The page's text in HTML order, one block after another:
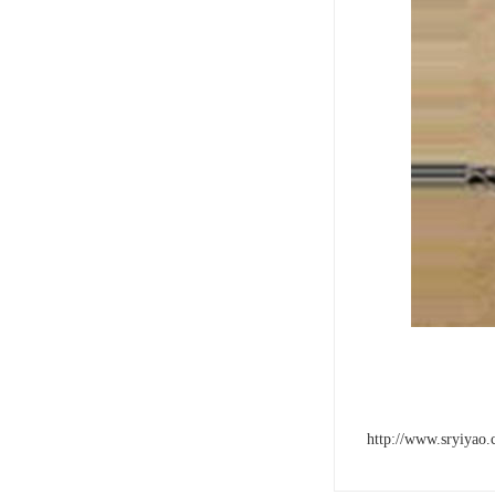
http://